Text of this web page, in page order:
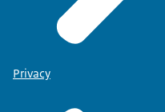
Privacy